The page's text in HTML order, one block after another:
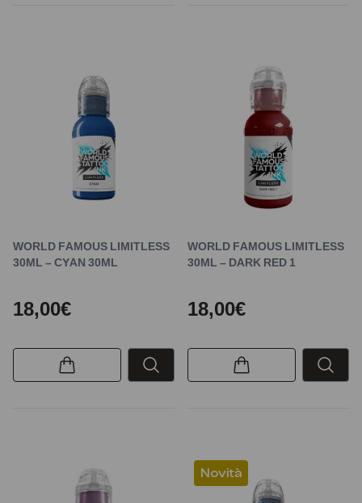
WORLD FAMOUS LIMITLESS
30ML – CYAN 30ML
18,00€
WORLD FAMOUS LIMITLESS
30ML – DARK RED 1
18,00€
Novità